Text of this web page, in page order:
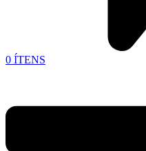
0 ÍTENS